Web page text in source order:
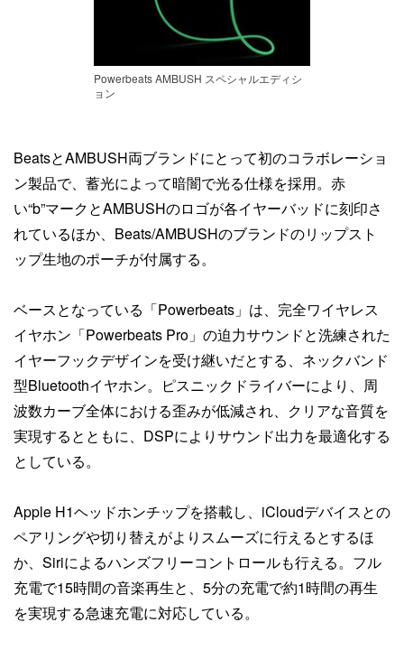
Powerbeats AMBUSH スペシャルエディシ
ョン
BeatsとAMBUSH両ブランドにとって初のコラボレーショ
ン製品で、蓄光によって暗闇で光る仕様を採用。赤
い“b”マークとAMBUSHのロゴが各イヤーバッドに刻印さ
れているほか、Beats/AMBUSHのブランドのリップスト
ップ生地のポーチが付属する。
ベースとなっている「Powerbeats」は、完全ワイヤレス
イヤホン「Powerbeats Pro」の迫力サウンドと洗練された
イヤーフックデザインを受け継いだとする、ネックバンド
型Bluetoothイヤホン。ピスニックドライバーにより、周
波数カーブ全体における歪みが低減され、クリアな音質を
実現するとともに、DSPによりサウンド出力を最適化する
としている。
Apple H1ヘッドホンチップを搭載し、iCloudデバイスとの
ペアリングや切り替えがよりスムーズに行えるとするほ
か、Siriによるハンズフリーコントロールも行える。フル
充電で15時間の音楽再生と、5分の充電で約1時間の再生
を実現する急速充電に対応している。